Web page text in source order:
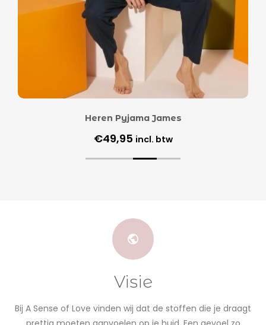
Heren Pyjama James
€49,95 incl. btw
Visie
Bij A Sense of Love vinden wij dat de stoffen die je draagt